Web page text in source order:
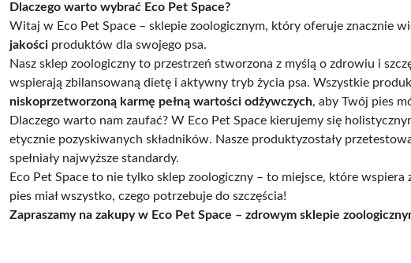
Dlaczego warto wybrać Eco Pet Space?
Witaj w Eco Pet Space – sklepie zoologicznym, który oferuje znacznie
jakości produktów dla swojego psa.
Nasz sklep zoologiczny to przestrzeń stworzona z myślą o zdrowiu i
wspierają zbilansowaną dietę i aktywny tryb życia psa. Wszystkie
niskoprzetworzoną karmę pełną wartości odżywczych, aby Twój pies
Dlaczego warto nam zaufać? W Eco Pet Space kierujemy się
etycznie pozyskiwanych składników. Nasze produktyzostały
spełniały najwyższe standardy.
Eco Pet Space to nie tylko sklep zoologiczny – to miejsce, które
pies miał wszystko, czego potrzebuje do szczęścia!
Zapraszamy na zakupy w Eco Pet Space – zdrowym sklepie